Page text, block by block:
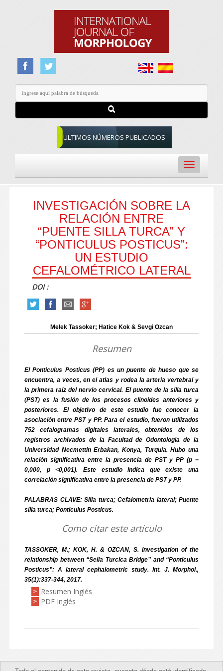
ULTIMOS NÚMEROS PUBLICADOS
Toggle
navigation
INVESTIGACIÓN SOBRE LA
RELACIÓN ENTRE
“PUENTE SILLA TURCA” Y
“PONTICULUS POSTICUS”:
UN ESTUDIO
CEFALOMÉTRICO LATERAL
DOI :
Melek Tassoker; Hatice Kok & Sevgi Ozcan
Resumen
El Ponticulus Posticus (PP) es un puente de hueso que se
encuentra, a veces, en el atlas y rodea la arteria vertebral y
la primera raíz del nervio cervical. El puente de la silla turca
(PST) es la fusión de los procesos clinoides anteriores y
posteriores. El objetivo de este estudio fue conocer la
asociación entre PST y PP. Para el estudio, fueron utilizados
752 cefalogramas digitales laterales, obtenidos de los
registros archivados de la Facultad de Odontología de la
Universidad Necmettin Erbakan, Konya, Turquía. Hubo una
relación significativa entre la presencia de PST y PP (p =
0,000, p <0,001). Este estudio indica que existe una
correlación significativa entre la presencia de PST y PP.
PALABRAS CLAVE: Silla turca; Cefalometría lateral; Puente
silla turca; Ponticulus Posticus.
Como citar este artículo
TASSOKER, M.; KOK, H. & OZCAN, S. Investigation of the
relationship between “Sella Turcica Bridge” and “Ponticulus
Posticus”: A lateral cephalometric study. Int. J. Morphol.,
35(1):337-344, 2017.
>
Resumen Inglés
> PDF Inglés